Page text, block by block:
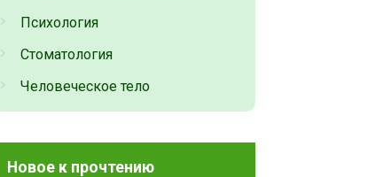
Психология
Стоматология
Человеческое тело
Новое к прочтению